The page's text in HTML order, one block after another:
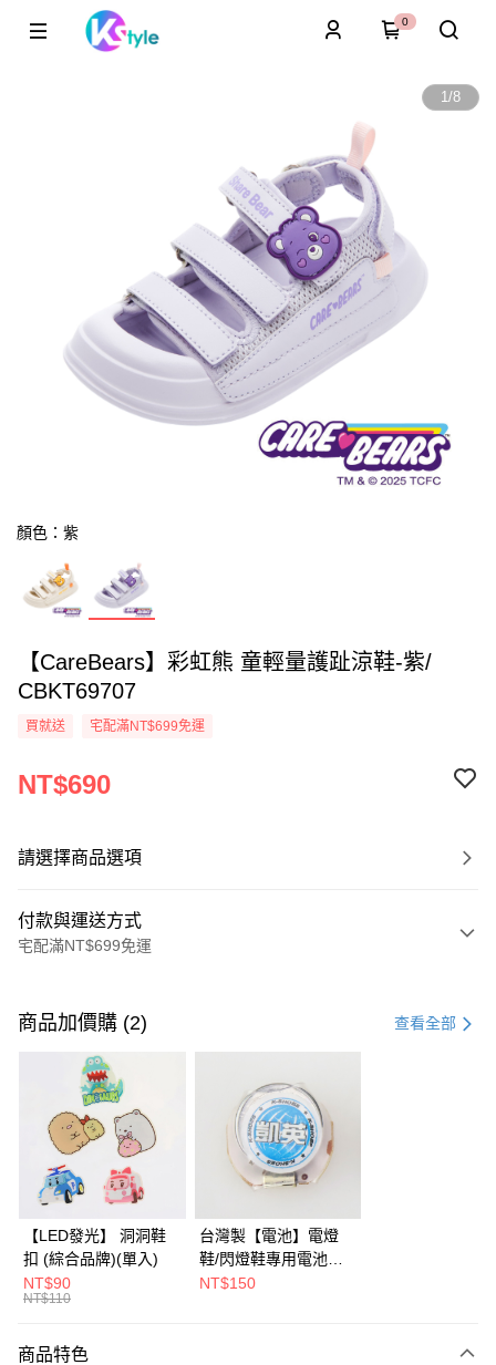
0
1/8
顏色：紫
【CareBears】彩虹熊 童輕量護趾涼鞋-紫/
CBKT69707
買就送 宅配滿NT$699免運
NT$690
請選擇商品選項
付款與運送方式
宅配滿NT$699免運
信用卡一次付款
Apple Pay
街口支付
全盈+PAY
AFTEE先享後付
相關說明
【關於「AFTEE先享後付」】
AFTEE先享後付是「在收到商品之後才付款」的支付方式。 讓您購物簡單
２．便利：只要手機號碼，簡訊認證，即可結帳。
ATM付款
運送方式
商品加價購 (2) 查看全部
【LED發光】 洞洞鞋
扣 (綜合品牌)(單入)
NT$90
NT$110
台灣製【電池】電燈
鞋/閃燈鞋專用電池
KS-CR1632 (2入)
NT$150
商品特色